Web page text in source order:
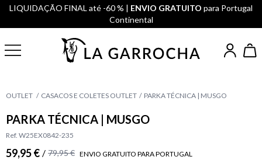
LIQUIDAÇÃO FINAL até -60 % | ENVIO GRATUITO para Portugal
Continental
OUTLET CASACOS E COLETES OUTLET PARKA TÉCNICA | MUSGO
PARKA TÉCNICA | MUSGO
Ref. W25EX0842-235
59,95 € / 79,95 € ENVIO GRATUITO PARA PORTUGAL